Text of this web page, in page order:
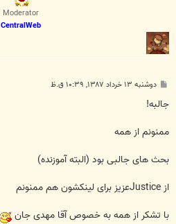
Moderator
CentralWeb
ت
دوشنبه ۱۳ خرداد ۱۳۸۷, ۱۰:۳۹ ق.ظ
جالبه!
ممنونم از همه
بحث های جالبی بود (البته آموزنده)
از Justiceعزیز برای لینکشون هم ممنونم
با تشکر از همه به خصوص آقا مهدی جان